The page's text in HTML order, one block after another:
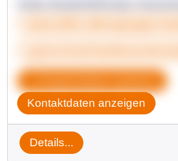
Kontaktdaten anzeigen
Details...